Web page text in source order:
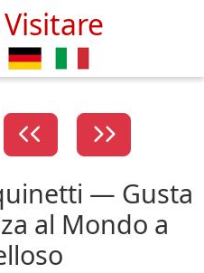
— Gusta
al Mondo a